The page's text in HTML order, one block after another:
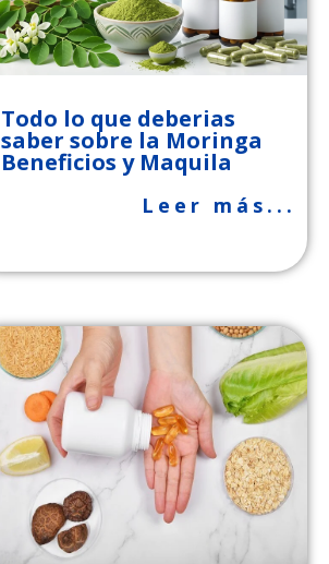
Todo lo que deberias
saber sobre la Moringa
Beneficios y Maquila
Leer más...